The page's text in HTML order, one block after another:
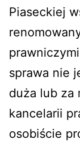
Piaseckiej
sprawa nie
duża lub za
kancelarii
osobiście